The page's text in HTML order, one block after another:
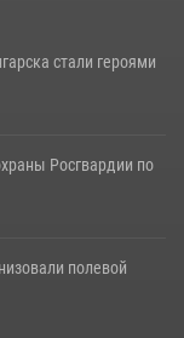
стали героями
Росгвардии по
полевой